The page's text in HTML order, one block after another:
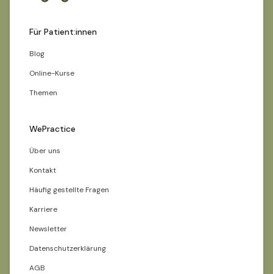
Für Patient:innen
Blog
Online-Kurse
Themen
WePractice
Über uns
Kontakt
Häufig gestellte Fragen
Karriere
Newsletter
Datenschutzerklärung
AGB